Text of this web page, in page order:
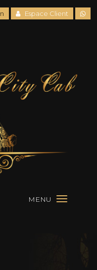
MENU
Espace Client